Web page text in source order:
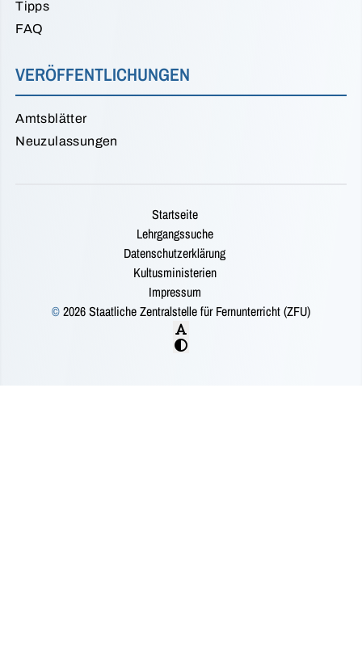
Tipps
FAQ
VERÖFFENTLICHUNGEN
Amtsblätter
Neuzulassungen
Startseite
Lehrgangssuche
Datenschutzerklärung
Kultusministerien
Impressum
©2026 Staatliche Zentralstelle für Fernunterricht (ZFU)